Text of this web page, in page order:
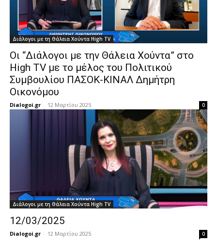
Διάλογοι με τη Θάλεια Χούντα High TV
Οι “Διάλογοι με την Θάλεια Χούντα” στο
High TV με το μέλος του Πολιτικού
Συμβουλίου ΠΑΣΟΚ-ΚΙΝΑΛ Δημήτρη
Οικονόμου
Dialogoi.gr - 12 Μαρτίου 2025 0
Διάλογοι με τη Θάλεια Χούντα High TV
12/03/2025
Dialogoi.gr - 12 Μαρτίου 2025 0